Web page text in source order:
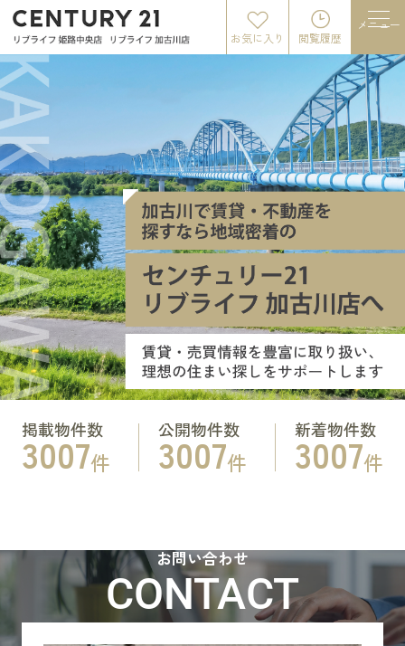
お気に入り 閲覧履歴
メニュー
掲載物件数
3007件
公開物件数
3007件
新着物件数
3007件
お問い合わせ
CONTACT